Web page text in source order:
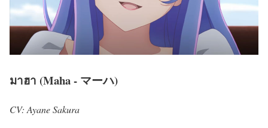
มาฮา (Maha - マーハ)
CV: Ayane Sakura